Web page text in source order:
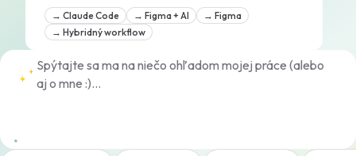
→ Claude Code → Figma + AI → Figma
→ Hybridný workflow